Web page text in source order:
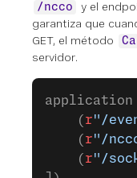
/ncco y el
garantiza que
GET, el método
servidor.
application
    (
r"/
    (
r"/
    (
r"/